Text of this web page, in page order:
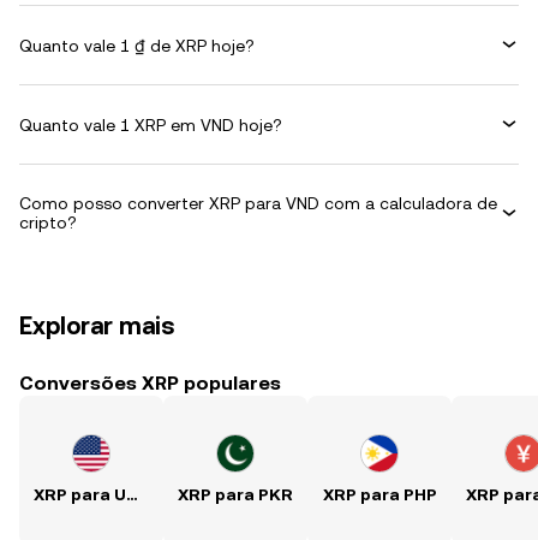
Quanto vale 1 ₫ de XRP hoje?
Quanto vale 1 XRP em VND hoje?
Como posso converter XRP para VND com a calculadora de
cripto?
Explorar mais
Conversões XRP populares
XRP para USD XRP para PKR XRP para PHP